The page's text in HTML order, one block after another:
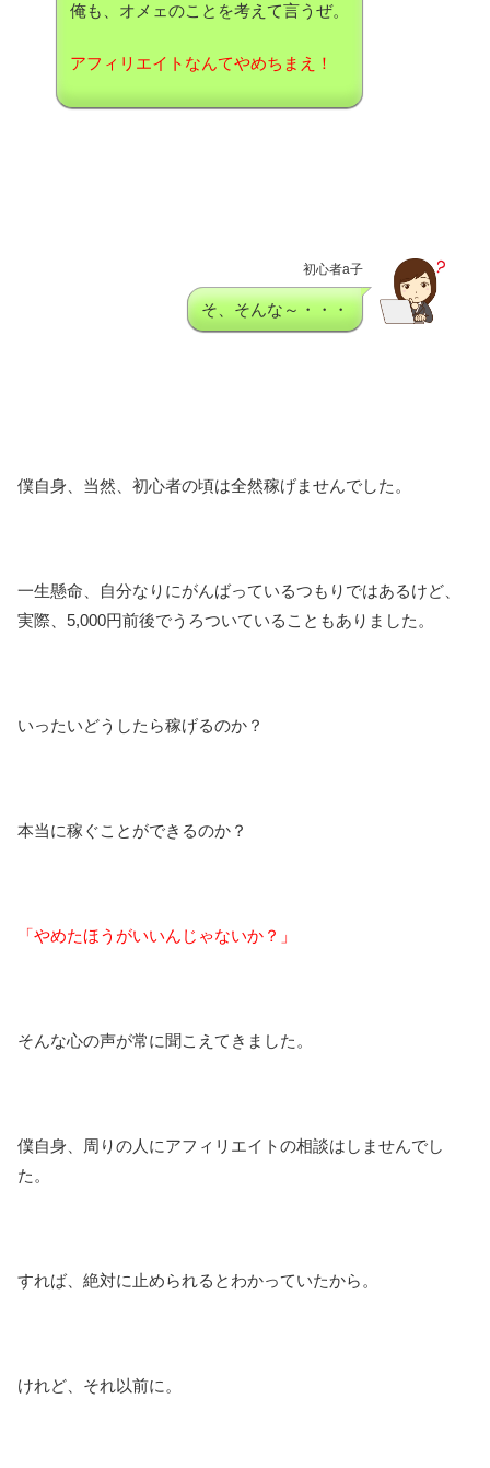
俺も、オメェのことを考えて言うぜ。
アフィリエイトなんてやめちまえ！
初心者a子
そ、そんな～・・・
僕自身、当然、初心者の頃は全然稼げませんでした。
一生懸命、自分なりにがんばっているつもりではあるけど、
実際、5,000円前後でうろついていることもありました。
いったいどうしたら稼げるのか？
本当に稼ぐことができるのか？
「やめたほうがいいんじゃないか？」
そんな心の声が常に聞こえてきました。
僕自身、周りの人にアフィリエイトの相談はしませんでし
た。
すれば、絶対に止められるとわかっていたから。
けれど、それ以前に。